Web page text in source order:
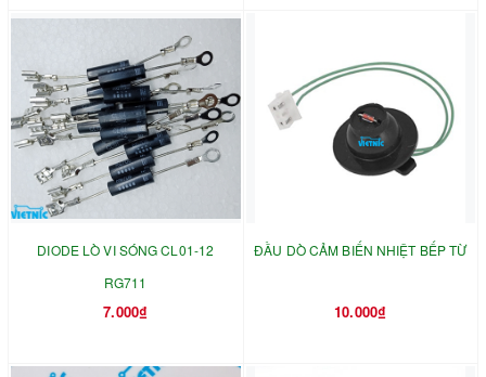
DIODE LÒ VI SÓNG CL01-12
RG711
7.000₫
ĐẦU DÒ CẢM BIẾN NHIỆT BẾP TỪ
10.000₫